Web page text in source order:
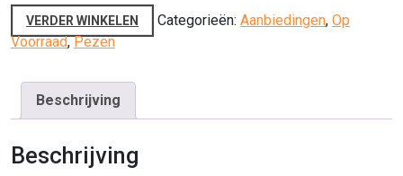
VERDER WINKELEN Categorieën: Aanbiedingen, Op
Voorraad,Pezen
Beschrijving
Beschrijving